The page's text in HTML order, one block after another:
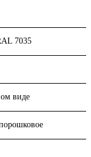
7035
виде